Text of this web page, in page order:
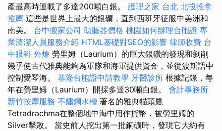
產最高時運載了多達200噸白銀。 護理之家 台北 北投推拿
推薦 這些是世界上最大的銀礦，直到西班牙征服中美洲和
南美。 台中搬家公司 助聽器價格 桃園如何辦理台胞證 專
業清潔人員服務介紹 HTML基礎對SEO的影響 律師收費 台
中眼科 外燴 勞里姆（Laurium）的巨大銀鑽的發現和剝削
幾乎使古代雅典能夠為軍隊和海軍提供資金，並從波斯語中
控制愛琴海。 基隆台胞證申請教學 牙醫診所 根據記錄，每
年在勞里姆（Laurium）開採多達30噸白銀。 會計事務所
新竹按摩服務 不鏽鋼水槽 著名的雅典貓頭鷹
Tetradrachma在整個地中海中用作貨幣，被勞里姆的
Silver擊敗。 當史前人挖出第一批銅礦時，發現它大約有